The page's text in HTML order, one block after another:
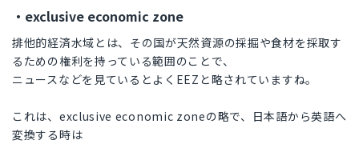
・exclusive economic zone
排他的経済水域とは、その国が天然資源の採掘や食材を採取す
るための権利を持っている範囲のことで、
ニュースなどを見ているとよくEEZと略されていますね。
これは、exclusive economic zoneの略で、日本語から英語へ
変換する時は